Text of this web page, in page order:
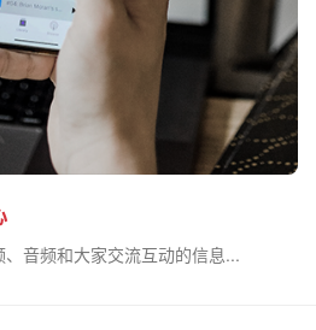
音频和大家交流互动的信息...